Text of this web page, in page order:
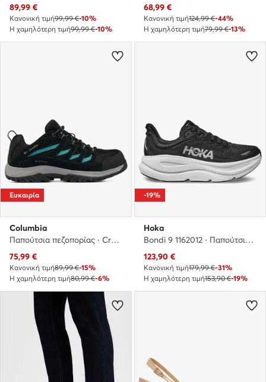
Τρέχουσα τιμή
89,99 €
Κανονική τιμή99,99 €-10%
Η χαμηλότερη τιμή99,99 €-10%
Τρέχουσα τιμή
68,99 €
Κανονική τιμή124,99 €-44%
Η χαμηλότερη τιμή79,99 €-13%
Ευκαιρία
Columbia
Παπούτσια πεζοπορίας · Crestwood Waterproof 2099881 · Μαύρο
Τρέχουσα τιμή
75,99 €
Κανονική τιμή89,99 €-15%
Η χαμηλότερη τιμή80,99 €-6%
-19%
Hoka
Bondi 9 1162012 · Παπούτσια για Τρέξιμο
Τρέχουσα τιμή
123,90 €
Κανονική τιμή179,99 €-31%
Η χαμηλότερη τιμή153,90 €-19%